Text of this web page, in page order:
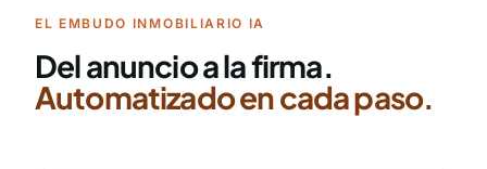
EL EMBUDO INMOBILIARIO IA
Del anuncio a la firma.
Automatizado en cada paso.